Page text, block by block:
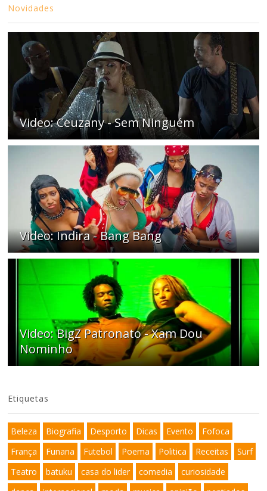
Novidades
Video: Ceuzany - Sem Ninguém
Video: Indira - Bang Bang
Video: BigZ Patronato - Xam Dou
Nominho
Etiquetas
Beleza Biografia Desporto Dicas Evento
Fofoca
França
Funana Futebol Poema Politica Receitas
Surf
Teatro
batuku casa do lider comedia
curiosidade